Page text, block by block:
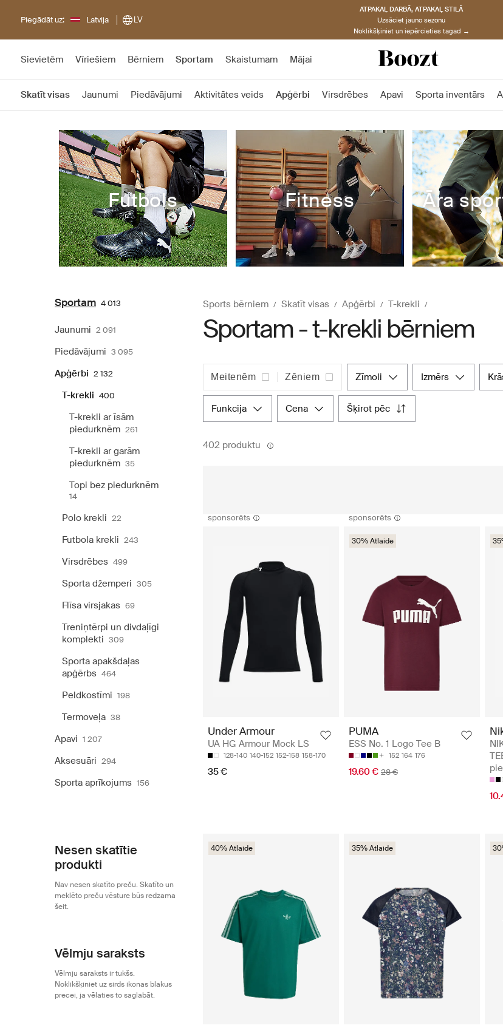
Piegādāt uz: Latvija LV
ATPAKAĻ DARBĀ, ATPAKAĻ STILĀ
Uzsāciet jauno sezonu
Noklikšķiniet un iepērcieties tagad →
Sievietēm Vīriešiem Bērniem Sportam Skaistumam Mājai
Skatīt visas Jaunumi Piedāvājumi Aktivitātes veids Apģērbi Virsdrēbes Apavi Sporta inventārs
Futbols Fitness Āra
Sportam 4 013
Jaunumi 2 091
Piedāvājumi 3 095
Apģērbi 2 132
T-krekli 400
T-krekli ar īsām
piedurknēm 261
T-krekli ar garām
piedurknēm 35
Topi bez piedurknēm
14
Polo krekli 22
Futbola krekli 243
Virsdrēbes 499
Sporta džemperi 305
Flīsa virsjakas 69
Treniņtērpi un divdaļīgi
komplekti 309
Sporta apakšdaļas
apģērbs 464
Peldkostīmi 198
Termoveļa 38
Apavi 1 207
Aksesuāri 294
Sporta aprīkojums 156
Nesen skatītie
produkti
Nav nesen skatīto preču. Skatīto un
meklēto preču vēsture būs redzama
šeit.
Vēlmju saraksts
Vēlmju saraksts ir tukšs.
Noklikšķiniet uz sirds ikonas blakus
precei, ja vēlaties to saglabāt.
Sports bērniem Skatīt visas Apģērbi T-krekli
Sportam - t-krekli bērniem
Meitenēm Zēniem zīmoli izmērs
funkcija cena šķirot pēc
402 produktu
sponsorēts
Under Armour
UA HG Armour Mock LS
128-140 140-152 152-158 158-170
35 €
sponsorēts
30% Atlaide
PUMA
ESS No. 1 Logo Tee B
152 164 176
19.60 € 28 €
40% Atlaide 35% Atlaide